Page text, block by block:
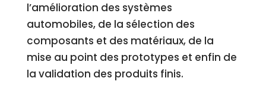
l’amélioration des systèmes
automobiles, de la sélection des
composants et des matériaux, de la
mise au point des prototypes et enfin de
la validation des produits finis.